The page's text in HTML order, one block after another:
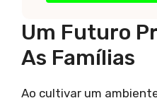
Um Futuro
As Famílias
Ao cultivar um